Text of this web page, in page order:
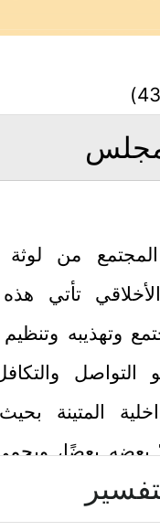
من لوثة
تأتي هذه
وتهذيبه
التواصل
المتينة
بعضه بعضًا،
بدأ به القرآن هنا